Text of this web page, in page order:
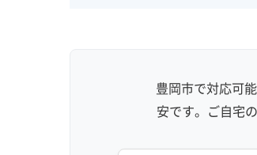
ヌルした汚れやカビを増やす
豊岡市の環境では、コーテ
豊岡市で対応可
安です。ご自宅